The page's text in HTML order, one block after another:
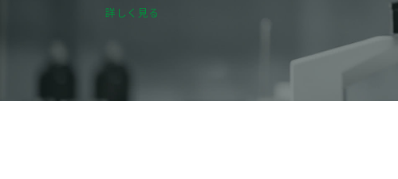
詳しく見る